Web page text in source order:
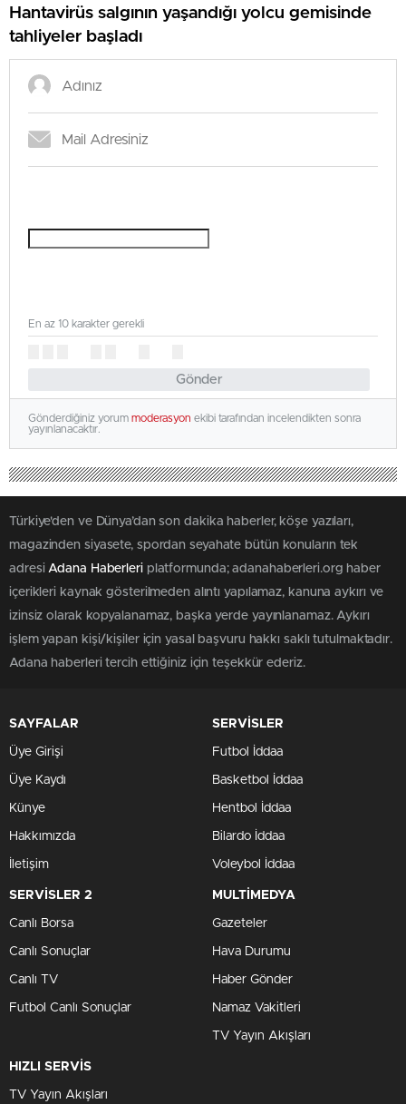
Hantavirüs salgının yaşandığı yolcu gemisinde
tahliyeler başladı
Gönder
En az 10 karakter gerekli
Gönderdiğiniz yorum moderasyon ekibi tarafından incelendikten sonra
yayınlanacaktır.
Türkiye'den ve Dünya’dan son dakika haberler, köşe yazıları,
magazinden siyasete, spordan seyahate bütün konuların tek
adresiAdana Haberleriplatformunda; adanahaberleri.org haber
içerikleri kaynak gösterilmeden alıntı yapılamaz, kanuna aykırı ve
izinsiz olarak kopyalanamaz, başka yerde yayınlanamaz. Aykırı
işlem yapan kişi/kişiler için yasal başvuru hakkı saklı tutulmaktadır.
Adana haberleri tercih ettiğiniz için teşekkür ederiz.
SAYFALAR
Üye Girişi
Üye Kaydı
Künye
Hakkımızda
İletişim
SERVİSLER
Futbol İddaa
Basketbol İddaa
Hentbol İddaa
Bilardo İddaa
Voleybol İddaa
SERVİSLER 2
Canlı Borsa
Canlı Sonuçlar
Canlı TV
Futbol Canlı Sonuçlar
MULTİMEDYA
Gazeteler
Hava Durumu
Haber Gönder
Namaz Vakitleri
TV Yayın Akışları
HIZLI SERVİS
TV Yayın Akışları